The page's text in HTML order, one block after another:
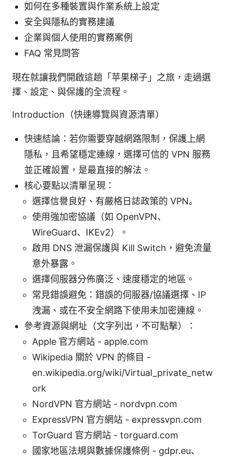
如何在多種裝置與作業系統上設定
安全與隱私的實務建議
企業與個人使用的實務案例
FAQ 常見問答
現在就讓我們開啟這趟「苹果梯子」之旅，走過選
擇、設定、與保護的全流程。
Introduction（快速導覽與資源清單）
快速結論：若你需要穿越網路限制，保護上網
隱私，且希望穩定連線，選擇可信的 VPN 服務
並正確設置，是最直接的解法。
核心要點以清單呈現：
選擇信譽良好、有嚴格日誌政策的 VPN。
使用強加密協議（如 OpenVPN、
WireGuard、IKEv2）。
啟用 DNS 泄漏保護與 Kill Switch，避免流量
意外暴露。
選擇伺服器分佈廣泛、速度穩定的地區。
常見錯誤避免：錯誤的伺服器/協議選擇、IP
洩漏、或在不安全網路下使用未加密連線。
參考資源與網址（文字列出，不可點擊）：
Apple 官方網站 - apple.com
Wikipedia 關於 VPN 的條目 -
en.wikipedia.org/wiki/Virtual_private_netw
ork
NordVPN 官方網站 - nordvpn.com
ExpressVPN 官方網站 - expressvpn.com
TorGuard 官方網站 - torguard.com
國家地區法規與數據保護條例 - gdpr.eu、